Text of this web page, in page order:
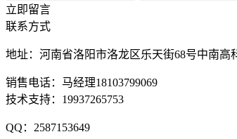
立即留言
联系方式
地址：河南省洛阳市洛龙区乐天街68号中南高
销售电话：马经理18103799069
技术支持：19937265753
QQ：2587153649